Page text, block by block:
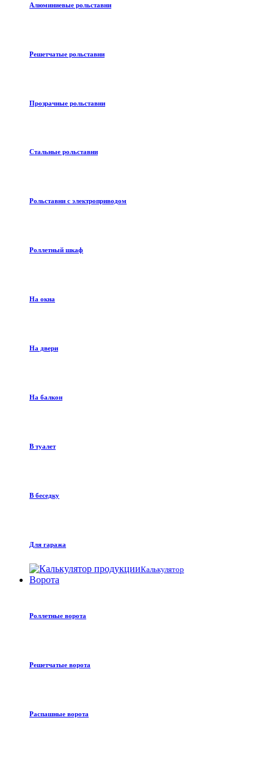
Алюминиевые рольставни
Решетчатые рольставни
Прозрачные рольставни
Стальные рольставни
Рольставни с электроприводом
Роллетный шкаф
На окна
На двери
На балкон
В туалет
В беседку
Для гаража
Калькулятор
Ворота
Роллетные ворота
Решетчатые ворота
Распашные ворота